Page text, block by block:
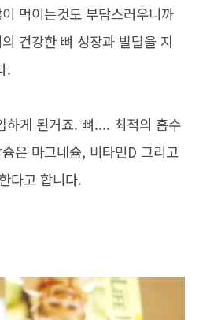
먹이는것도 부담스러우니까
건강한 뼈 성장과 발달을 지
.
하게 된거죠. 뼈.... 최적의 흡수
은 마그네슘, 비타민D 그리고
다고 합니다.